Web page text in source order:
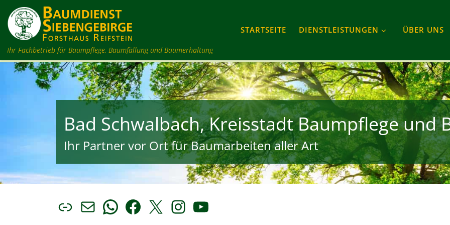
Zum Inhalt springen
Ihr Fachbetrieb für Baumpflege, Baumfällung und Baumerhaltung
STARTSEITE DIENSTLEISTUNGEN ÜBER UNS
Bad Schwalbach, Kreisstadt Baumpflege und
Ihr Partner vor Ort für Baumarbeiten aller Art
LinkE-Mail
WhatsApp
Facebook
X Instagram
YouTube